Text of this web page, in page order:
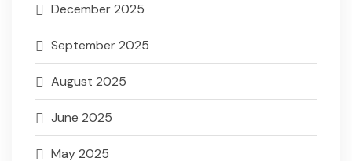
December 2025
September 2025
August 2025
June 2025
May 2025